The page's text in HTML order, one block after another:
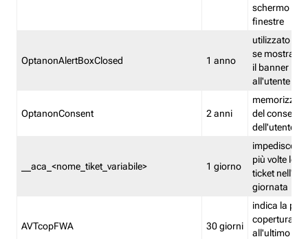
schermo e
finestre
OptanonAlertBoxClosed 1 anno
utilizzato per
se mostrare
il banner
all'utente
OptanonConsent 2 anni
memorizza
del
dell'utente
__aca_<nome_tiket_variabile> 1 giorno
impedisce di
più volte lo
ticket
giornata
AVTcopFWA 30 giorni
indica la
copertura
all'ultimo